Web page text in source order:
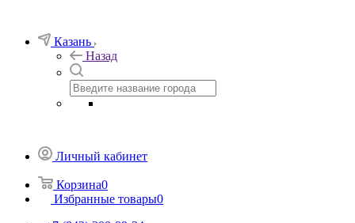
Казань
Назад
Личный кабинет
Корзина0
Избранные товары0